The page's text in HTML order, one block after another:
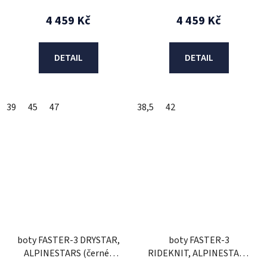
4 459 Kč
DETAIL
39 45 47
4 459 Kč
DETAIL
38,5 42
boty FASTER-3 DRYSTAR,
ALPINESTARS (černé/
boty FASTER-3
RIDEKNIT, ALPINESTARS